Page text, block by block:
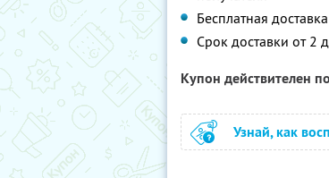
Бесплатная
Срок доставки от 2
Купон действителен
Узнай, как